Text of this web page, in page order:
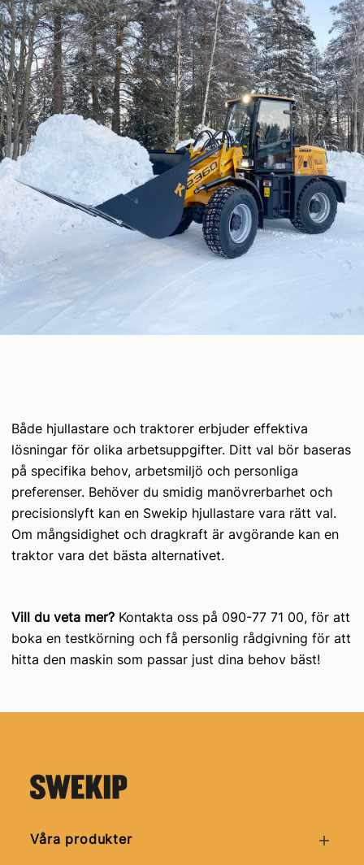
Både hjullastare och traktorer erbjuder effektiva
lösningar för olika arbetsuppgifter. Ditt val bör baseras
på specifika behov, arbetsmiljö och personliga
preferenser. Behöver du smidig manövrerbarhet och
precisionslyft kan en Swekip hjullastare vara rätt val.
Om mångsidighet och dragkraft är avgörande kan en
traktor vara det bästa alternativet.
Vill du veta mer? Kontakta oss på 090-77 71 00, för att
boka en testkörning och få personlig rådgivning för att
hitta den maskin som passar just dina behov bäst!
Våra produkter